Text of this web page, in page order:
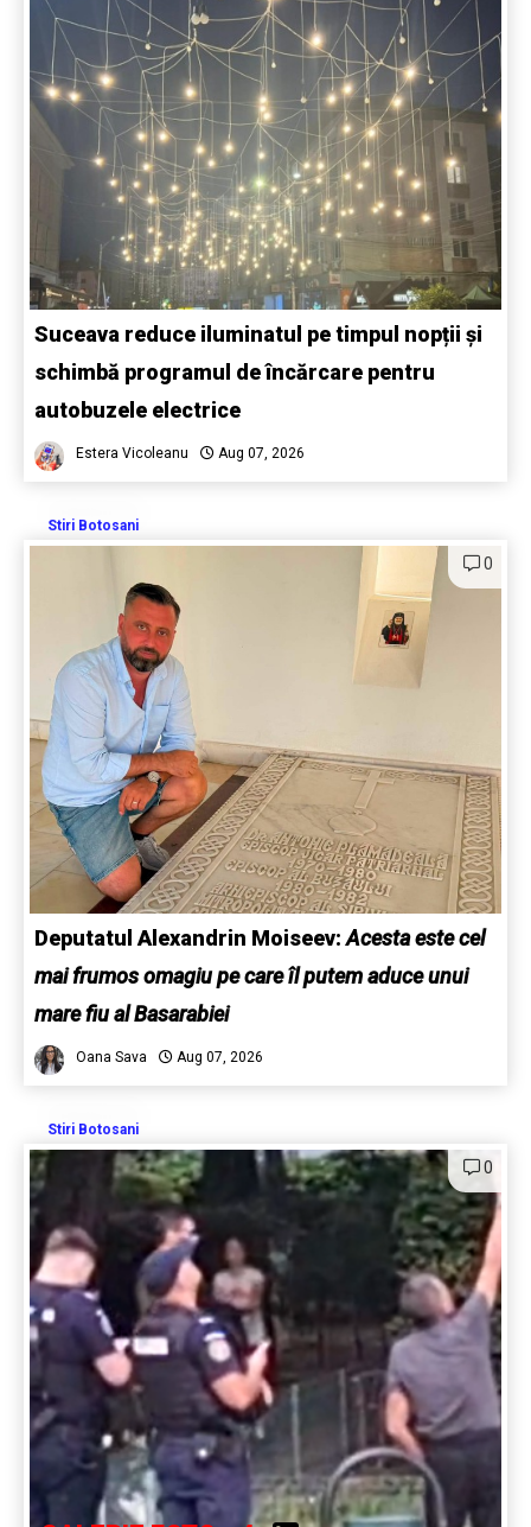
Suceava reduce iluminatul pe timpul nopții și
schimbă programul de încărcare pentru
autobuzele electrice
Estera Vicoleanu Aug 07, 2026
Stiri Botosani
0
Deputatul Alexandrin Moiseev:Acesta este cel
mai frumos omagiu pe care îl putem aduce unui
mare fiu al Basarabiei
Oana Sava Aug 07, 2026
Stiri Botosani
0